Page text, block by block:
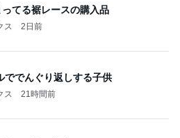
てる裾レースの購入品
ス 2日前
ででんぐり返しする子供
ス 21時間前